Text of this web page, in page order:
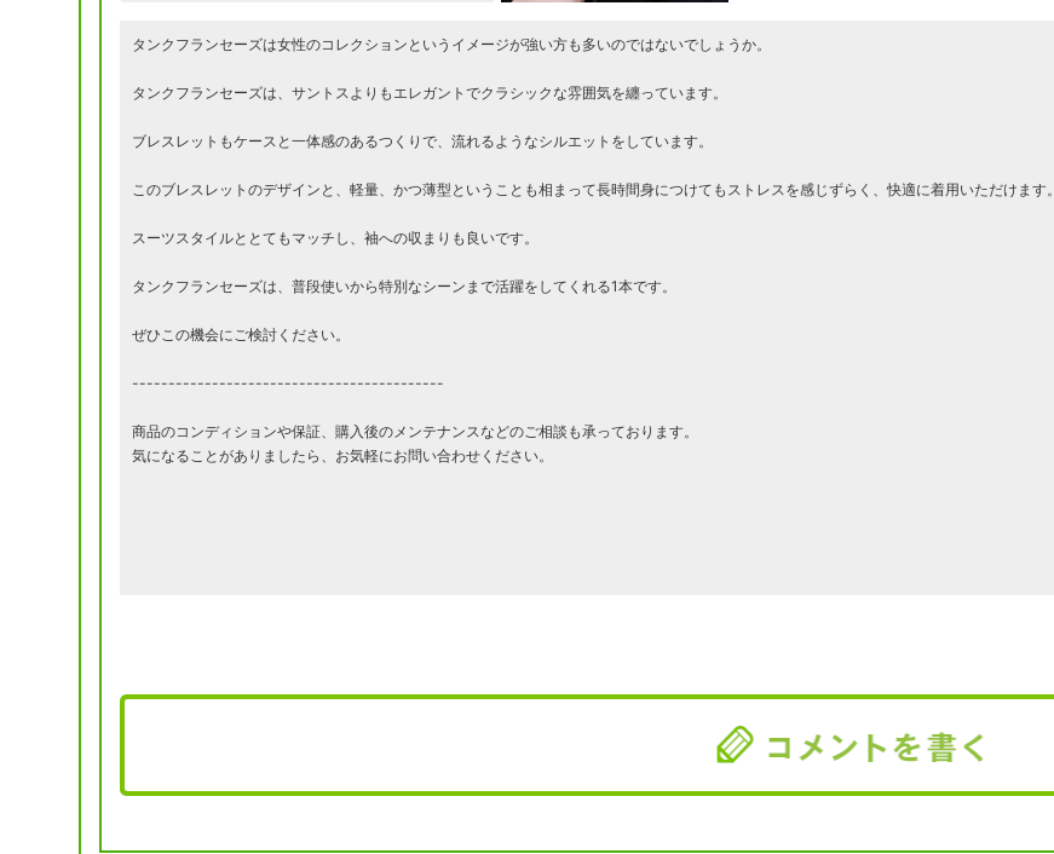
タンクフランセーズは女性のコレクションというイメージが強い方も多いのではないでしょうか。
タンクフランセーズは、サントスよりもエレガントでクラシックな雰囲気を纏っています。
ブレスレットもケースと一体感のあるつくりで、流れるようなシルエットをしています。
このブレスレットのデザインと、軽量、かつ薄型ということも相まって長時間身につけてもストレスを感じずらく、快適に着用いただけます。
スーツスタイルととてもマッチし、袖への収まりも良いです。
タンクフランセーズは、普段使いから特別なシーンまで活躍をしてくれる1本です。
ぜひこの機会にご検討ください。
-------------------------------------------
商品のコンディションや保証、購入後のメンテナンスなどのご相談も承っております。
気になることがありましたら、お気軽にお問い合わせください。